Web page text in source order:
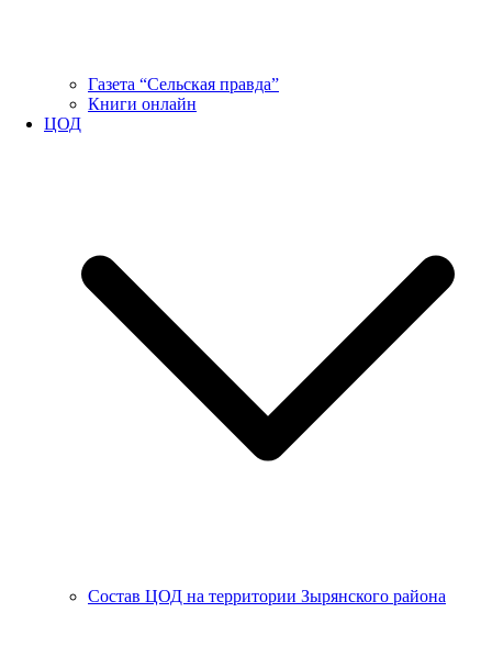
Газета “Сельская правда”
Книги онлайн
ЦОД
Состав ЦОД на территории Зырянского района